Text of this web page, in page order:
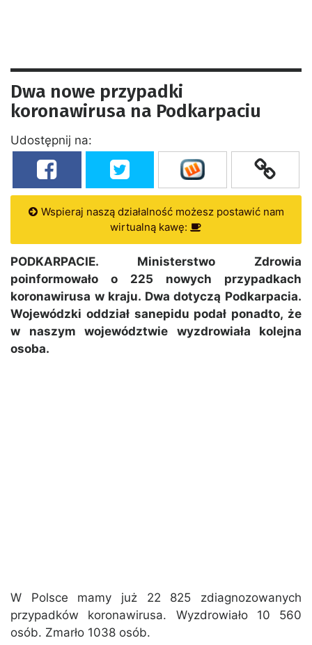
Dwa nowe przypadki
koronawirusa na Podkarpaciu
Udostępnij na:
Wspieraj naszą działalność możesz postawić nam
wirtualną kawę:
PODKARPACIE. Ministerstwo Zdrowia
poinformowało o 225 nowych przypadkach
koronawirusa w kraju. Dwa dotyczą Podkarpacia.
Wojewódzki oddział sanepidu podał ponadto, że
w naszym województwie wyzdrowiała kolejna
osoba.
W Polsce mamy już 22 825 zdiagnozowanych
przypadków koronawirusa. Wyzdrowiało 10 560
osób. Zmarło 1038 osób.